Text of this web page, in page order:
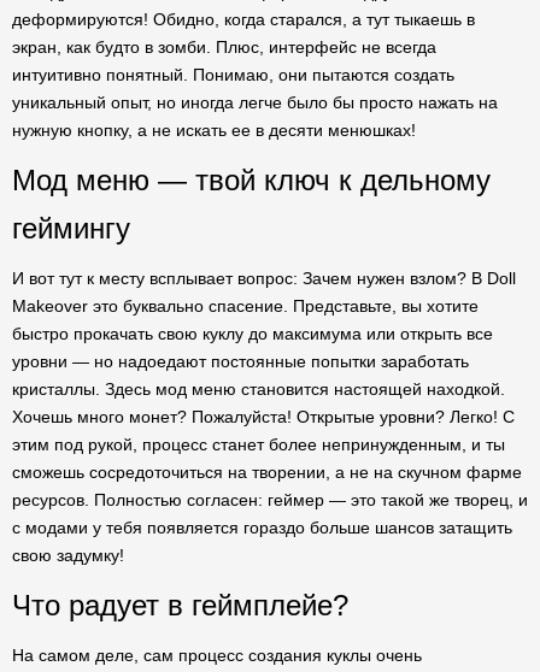
деформируются! Обидно, когда старался, а тут тыкаешь в
экран, как будто в зомби. Плюс, интерфейс не всегда
интуитивно понятный. Понимаю, они пытаются создать
уникальный опыт, но иногда легче было бы просто нажать на
нужную кнопку, а не искать ее в десяти менюшках!
Мод меню — твой ключ к дельному
геймингу
И вот тут к месту всплывает вопрос: Зачем нужен взлом? В Doll
Makeover это буквально спасение. Представьте, вы хотите
быстро прокачать свою куклу до максимума или открыть все
уровни — но надоедают постоянные попытки заработать
кристаллы. Здесь мод меню становится настоящей находкой.
Хочешь много монет? Пожалуйста! Открытые уровни? Легко! С
этим под рукой, процесс станет более непринужденным, и ты
сможешь сосредоточиться на творении, а не на скучном фарме
ресурсов. Полностью согласен: геймер — это такой же творец, и
с модами у тебя появляется гораздо больше шансов затащить
свою задумку!
Что радует в геймплейе?
На самом деле, сам процесс создания куклы очень